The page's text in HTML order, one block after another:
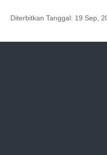
Diterbitkan Tanggal: 19 Sep,